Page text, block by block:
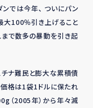
では今年、 ついにパン
大100％引き上げること
で数多の暴動を引き起
ナ難民と膨大な累積債
価格は1袋1ドルに保たれ
（2005年）から年々減